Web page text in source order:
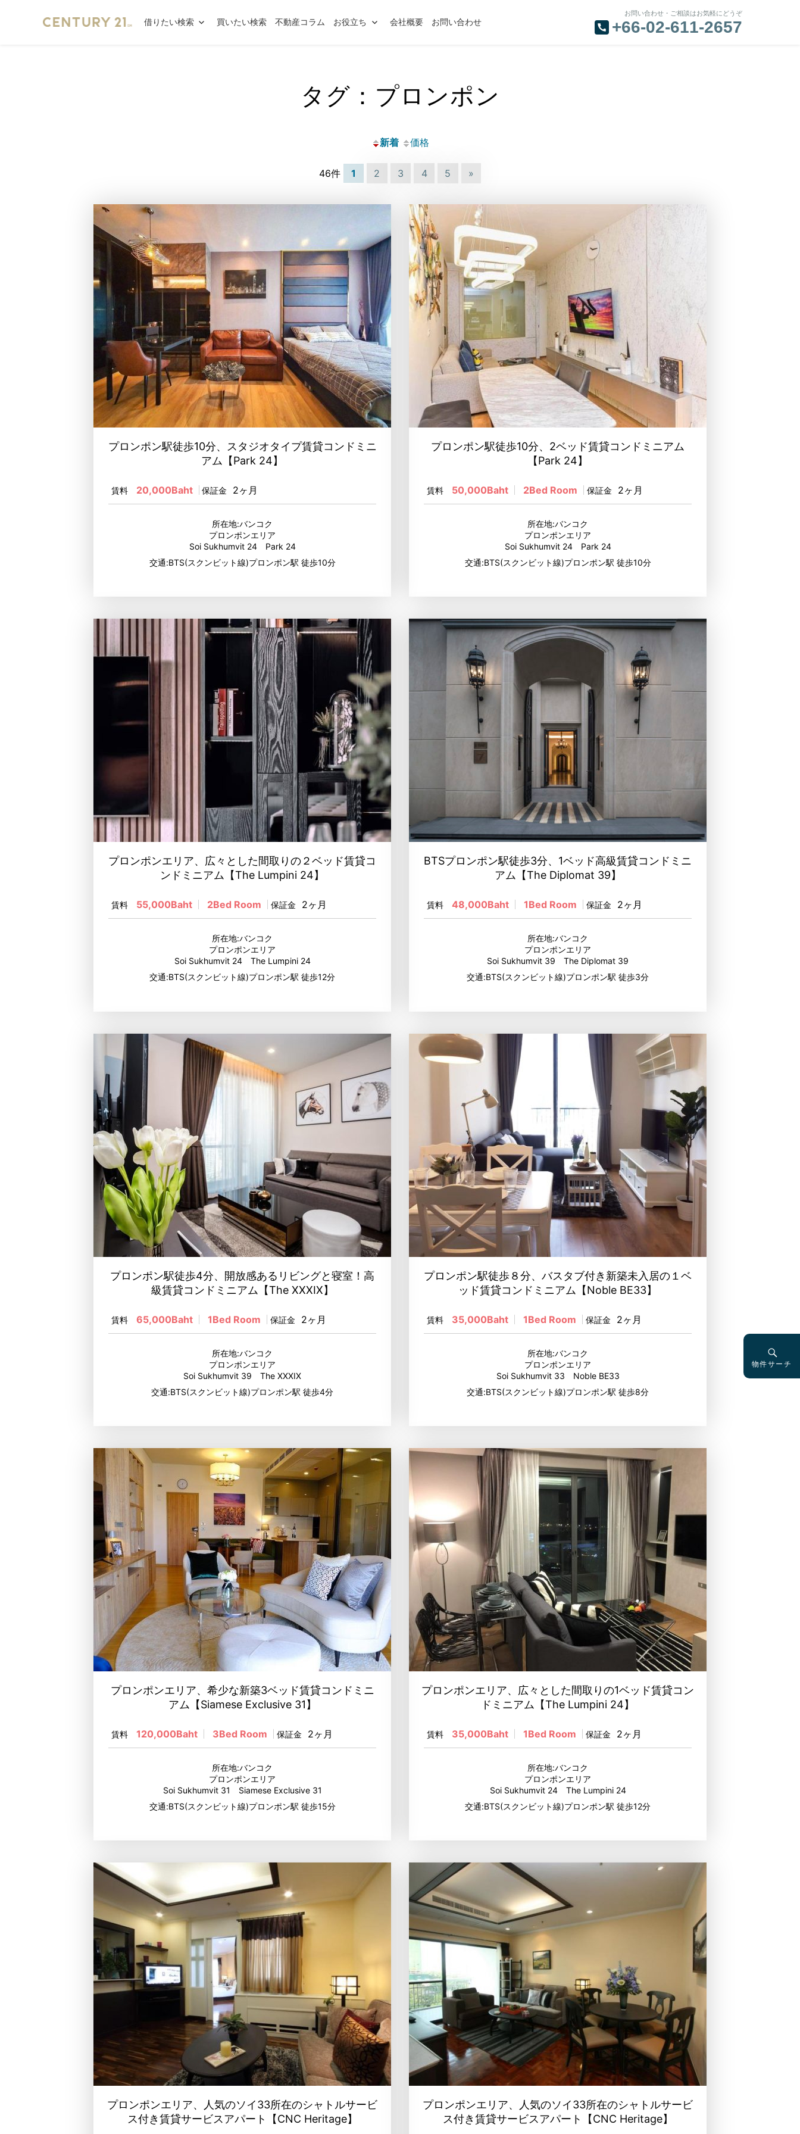
借りたい検索 買いたい検索 不動産コラム お役立ち 会社概要 お問い合わせ
お問い合わせ・ご相談はお気軽にどうぞ
+66-02-611-2657
タグ：プロンポン
新着 価格
46件 1 2 3 4 5 »
プロンポン駅徒歩10分、スタジオタイプ賃貸コンドミニ
アム【Park 24】
賃料 20,000Baht 保証金 2ヶ月
所在地:バンコク
プロンポンエリア
Soi Sukhumvit 24 Park 24
交通:BTS(スクンビット線)プロンポン駅 徒歩10分
プロンポン駅徒歩10分、2ベッド賃貸コンドミニアム
【Park 24】
賃料 50,000Baht 2Bed Room 保証金 2ヶ月
所在地:バンコク
プロンポンエリア
Soi Sukhumvit 24 Park 24
交通:BTS(スクンビット線)プロンポン駅 徒歩10分
プロンポンエリア、広々とした間取りの２ベッド賃貸コ
ンドミニアム【The Lumpini 24】
賃料 55,000Baht 2Bed Room 保証金 2ヶ月
所在地:バンコク
プロンポンエリア
Soi Sukhumvit 24 The Lumpini 24
交通:BTS(スクンビット線)プロンポン駅 徒歩12分
BTSプロンポン駅徒歩3分、1ベッド高級賃貸コンドミニ
アム【The Diplomat 39】
賃料 48,000Baht 1Bed Room 保証金 2ヶ月
所在地:バンコク
プロンポンエリア
Soi Sukhumvit 39 The Diplomat 39
交通:BTS(スクンビット線)プロンポン駅 徒歩3分
プロンポン駅徒歩4分、開放感あるリビングと寝室！高
級賃貸コンドミニアム【The XXXIX】
賃料 65,000Baht 1Bed Room 保証金 2ヶ月
所在地:バンコク
プロンポンエリア
Soi Sukhumvit 39 The XXXIX
交通:BTS(スクンビット線)プロンポン駅 徒歩4分
プロンポン駅徒歩８分、バスタブ付き新築未入居の１ベ
ッド賃貸コンドミニアム【Noble BE33】
賃料 35,000Baht 1Bed Room 保証金 2ヶ月
所在地:バンコク
プロンポンエリア
Soi Sukhumvit 33 Noble BE33
交通:BTS(スクンビット線)プロンポン駅 徒歩8分
プロンポンエリア、希少な新築3ベッド賃貸コンドミニ
アム【Siamese Exclusive 31】
賃料 120,000Baht 3Bed Room 保証金 2ヶ月
所在地:バンコク
プロンポンエリア
Soi Sukhumvit 31 Siamese Exclusive 31
交通:BTS(スクンビット線)プロンポン駅 徒歩15分
プロンポンエリア、広々とした間取りの1ベッド賃貸コン
ドミニアム【The Lumpini 24】
賃料 35,000Baht 1Bed Room 保証金 2ヶ月
所在地:バンコク
プロンポンエリア
Soi Sukhumvit 24 The Lumpini 24
交通:BTS(スクンビット線)プロンポン駅 徒歩12分
プロンポンエリア、人気のソイ33所在のシャトルサービ
ス付き賃貸サービスアパート【CNC Heritage】
プロンポンエリア、人気のソイ33所在のシャトルサービ
ス付き賃貸サービスアパート【CNC Heritage】
物件サーチ